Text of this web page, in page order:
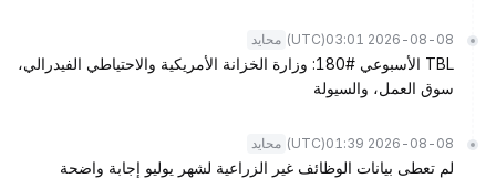
2026-08-08 03:01
(UTC) محايد
TBL الأسبوعي #180: وزارة الخزانة الأمريكية والاحتياطي الفيدرالي،
سوق العمل، والسيولة
2026-08-08 01:39
(UTC) محايد
لم تعطى بيانات الوظائف غير الزراعية لشهر يوليو إجابة واضحة